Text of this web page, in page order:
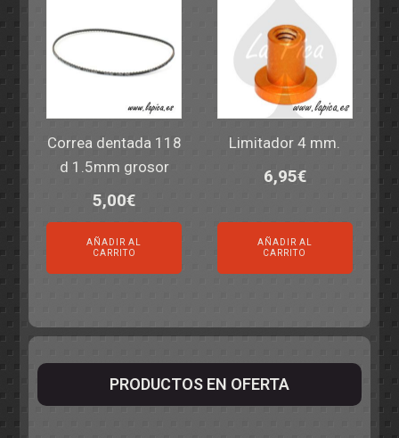
Correa dentada 118
d 1.5mm grosor
5,00€
AÑADIR AL
CARRITO
Limitador 4 mm.
6,95€
AÑADIR AL
CARRITO
PRODUCTOS EN OFERTA